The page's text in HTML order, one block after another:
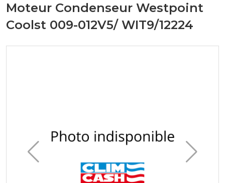
Moteur Condenseur Westpoint
Coolst 009-012V5/ WIT9/12224